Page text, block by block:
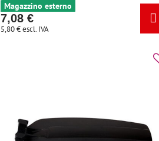
Magazzino esterno
7,08 €
5,80 €escl. IVA